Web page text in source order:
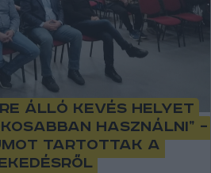
álló kevés helyet
használni” –
tartottak a